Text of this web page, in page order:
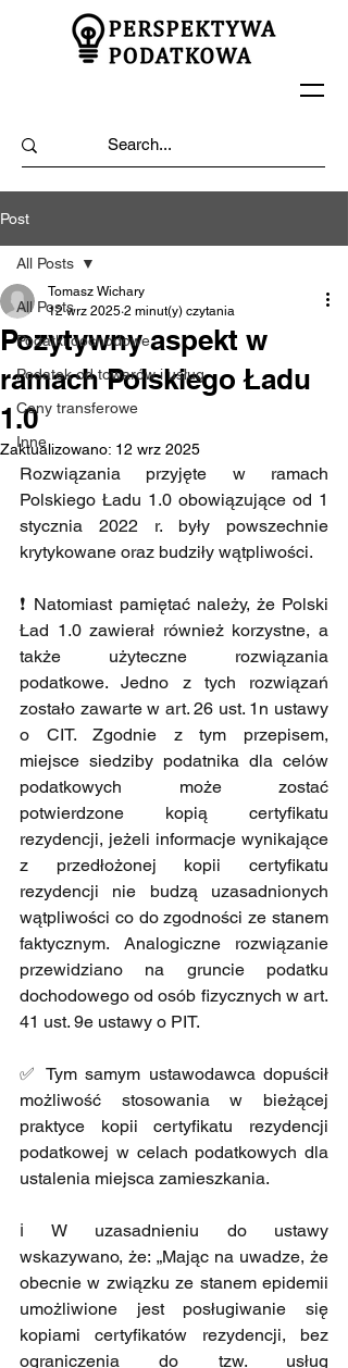
Post
All Posts
Podatki dochodowe
Podatek od towarów i usług
Ceny transferowe
Inne
All Posts
Pozytywny aspekt w
ramach Polskiego Ładu
1.0
Tomasz Wichary
12 wrz 2025 2 minut(y) czytania
Zaktualizowano: 12 wrz 2025
Rozwiązania przyjęte w ramach
Polskiego Ładu 1.0 obowiązujące od 1
stycznia 2022 r. były powszechnie
krytykowane oraz budziły wątpliwości.
❗ Natomiast pamiętać należy, że Polski
Ład 1.0 zawierał również korzystne, a
także użyteczne rozwiązania
podatkowe. Jedno z tych rozwiązań
zostało zawarte w art. 26 ust. 1n ustawy
o CIT. Zgodnie z tym przepisem,
miejsce siedziby podatnika dla celów
podatkowych może zostać
potwierdzone kopią certyfikatu
rezydencji, jeżeli informacje wynikające
z przedłożonej kopii certyfikatu
rezydencji nie budzą uzasadnionych
wątpliwości co do zgodności ze stanem
faktycznym. Analogiczne rozwiązanie
przewidziano na gruncie podatku
dochodowego od osób fizycznych w art.
41 ust. 9e ustawy o PIT.
✅ Tym samym ustawodawca dopuścił
możliwość stosowania w bieżącej
praktyce kopii certyfikatu rezydencji
podatkowej w celach podatkowych dla
ustalenia miejsca zamieszkania.
ℹ️ W uzasadnieniu do ustawy
wskazywano, że: „Mając na uwadze, że
obecnie w związku ze stanem epidemii
umożliwione jest posługiwanie się
kopiami certyfikatów rezydencji, bez
ograniczenia do tzw. usług